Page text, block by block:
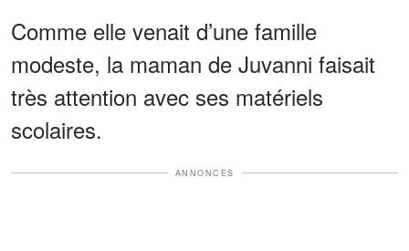
Comme elle venait d’une famille
modeste, la maman de Juvanni faisait
très attention avec ses matériels
scolaires.
ANNONCES